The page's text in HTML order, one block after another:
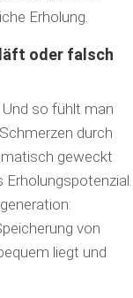
Erholung.
oder falsch
so fühlt man
durch
geweckt
Erholungspotenzial.
von
liegt und